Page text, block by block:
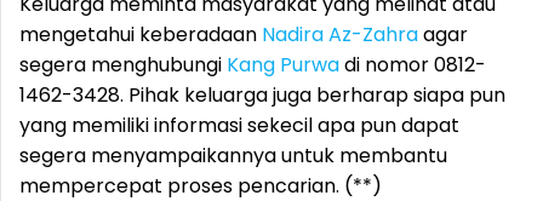
mengetahui keberadaan Nadira Az-Zahraagar
segera menghubungi Kang Purwadi nomor 0812-
1462-3428. Pihak keluarga juga berharap siapa pun
yang memiliki informasi sekecil apa pun dapat
segera menyampaikannya untuk membantu
mempercepat proses pencarian. (**)